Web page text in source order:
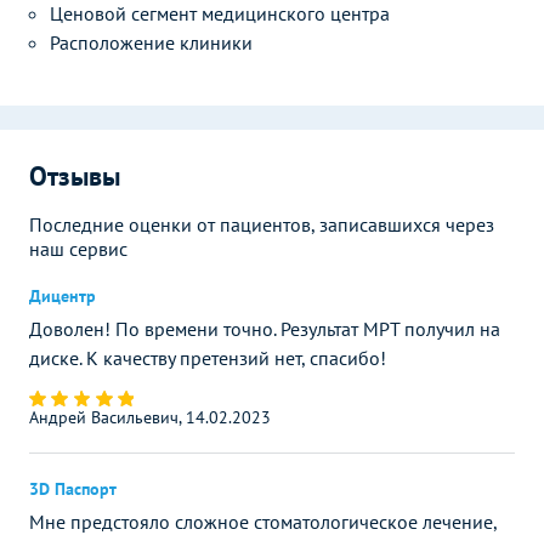
Ценовой сегмент медицинского центра
Расположение клиники
Отзывы
Последние оценки от пациентов, записавшихся через
наш сервис
Дицентр
Доволен! По времени точно. Результат МРТ получил на
диске. К качеству претензий нет, спасибо!
Андрей Васильевич, 14.02.2023
3D Паспорт
Мне предстояло сложное стоматологическое лечение,